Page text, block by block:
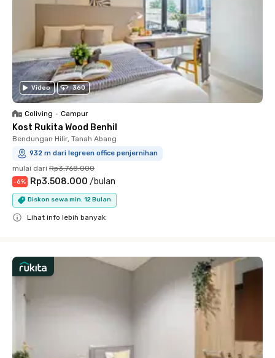
Video 360
Coliving • Campur
Kost Rukita Wood Benhil
Bendungan Hilir, Tanah Abang
932 m dari legreen office penjernihan
mulai dari Rp3.768.000
-6% Rp3.508.000 /bulan
Diskon sewa min. 12 Bulan
Lihat info lebih banyak